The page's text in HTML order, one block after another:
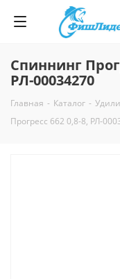
Спиннинг
РЛ-00034270
Главная - Каталог -
Прогресс 662 0,8-8, РЛ-